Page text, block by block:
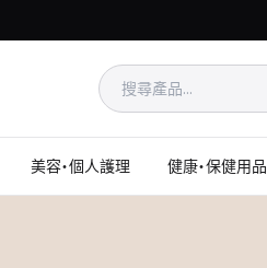
美容・個人護理 健康・保健用品